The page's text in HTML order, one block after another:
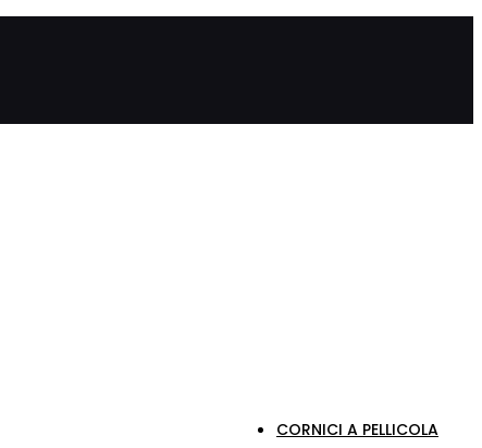
CORNICI A PELLICOLA